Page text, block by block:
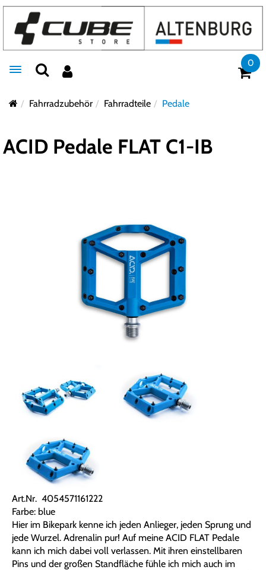
Toggle navigation
0
Fahrradzubehör Fahrradteile Pedale
ACID Pedale FLAT C1-IB
Art.Nr. 4054571161222
Farbe: blue
Hier im Bikepark kenne ich jeden Anlieger, jeden Sprung und
jede Wurzel. Adrenalin pur! Auf meine ACID FLAT Pedale
kann ich mich dabei voll verlassen. Mit ihren einstellbaren
Pins und der großen Standfläche fühle ich mich auch im